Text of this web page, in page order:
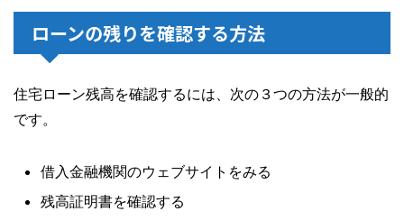
ローンの残りを確認する方法
住宅ローン残高を確認するには、次の３つの方法が一般的
です。
借入金融機関のウェブサイトをみる
残高証明書を確認する